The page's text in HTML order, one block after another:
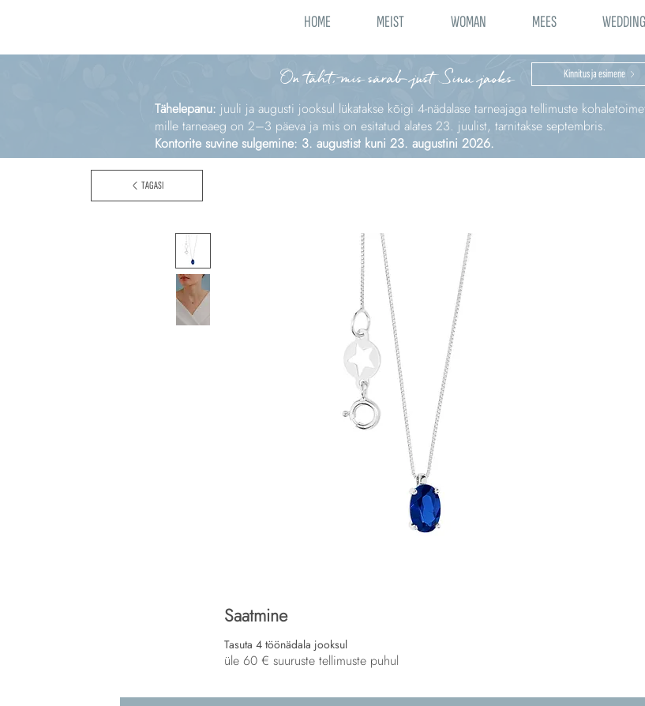
HOME MEIST WOMAN MEES WEDDING
On täht, mis särab just Sinu jaoks Kinnitus ja esimene
Tähelepanu: juuli ja augusti jooksul lükatakse kõigi 4‑nädalase tarneajaga tellimuste
mille tarneaeg on 2–3 päeva ja mis on esitatud alates 23. juulist, tarnitakse septembris.
Kontorite suvine sulgemine: 3. augustist kuni 23. augustini 2026.
TAGASI
Saatmine
Tasuta 4 töönädala jooksul
üle 60 € suuruste tellimuste puhul